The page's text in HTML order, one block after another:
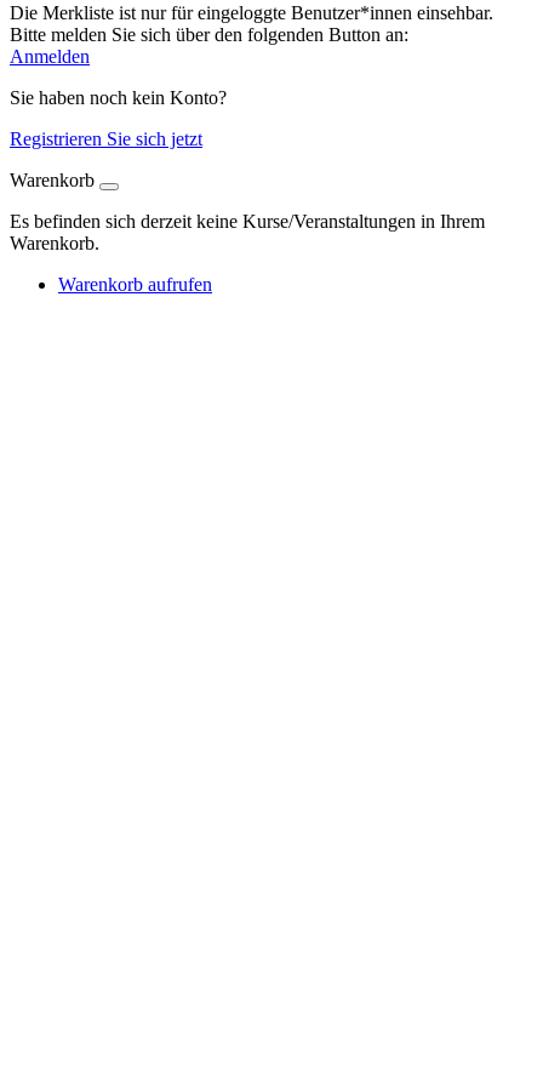
Die Merkliste ist nur für eingeloggte Benutzer*innen einsehbar.
Bitte melden Sie sich über den folgenden Button an:
Anmelden
Sie haben noch kein Konto?
Registrieren Sie sich jetzt
Warenkorb
Es befinden sich derzeit keine Kurse/Veranstaltungen in Ihrem
Warenkorb.
Warenkorb aufrufen